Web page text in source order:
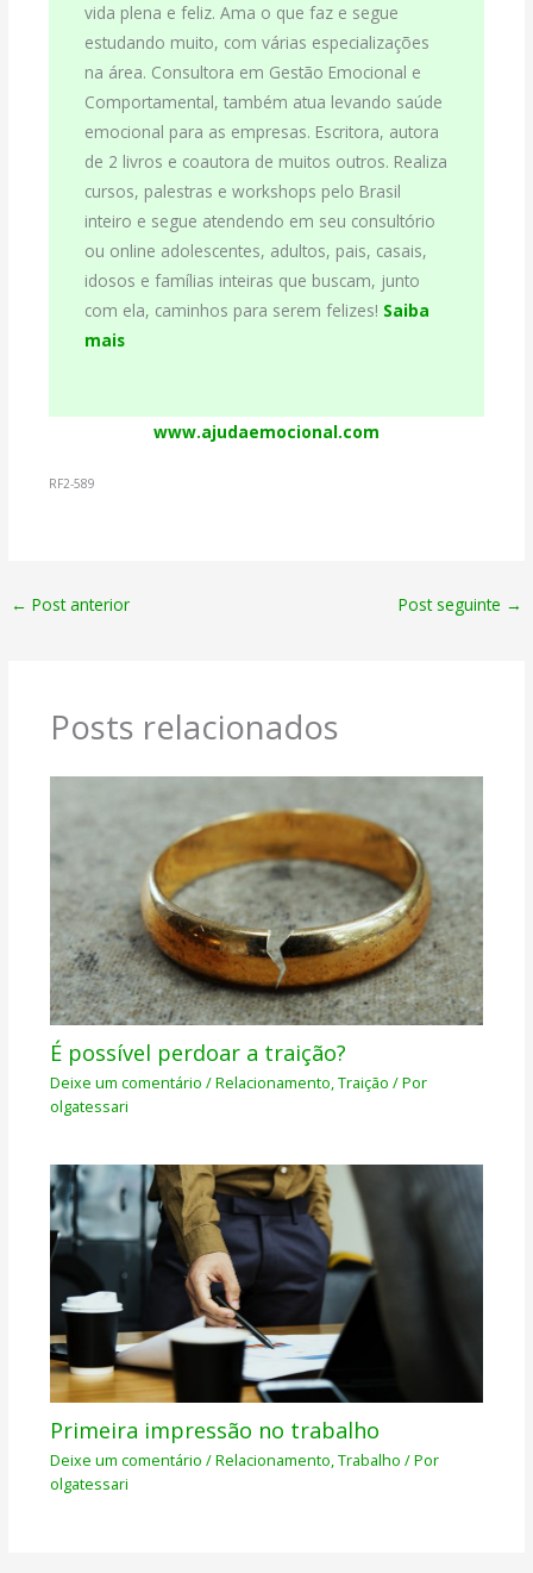
vida plena e feliz. Ama o que faz e segue
estudando muito, com várias especializações
na área. Consultora em Gestão Emocional e
Comportamental, também atua levando saúde
emocional para as empresas. Escritora, autora
de 2 livros e coautora de muitos outros. Realiza
cursos, palestras e workshops pelo Brasil
inteiro e segue atendendo em seu consultório
ou online adolescentes, adultos, pais, casais,
idosos e famílias inteiras que buscam, junto
com ela, caminhos para serem felizes! Saiba
mais
www.ajudaemocional.com
RF2-589
← Post anterior Post seguinte →
Posts relacionados
É possível perdoar a traição?
Deixe um comentário /Relacionamento,Traição / Por
olgatessari
Primeira impressão no trabalho
Deixe um comentário /Relacionamento,Trabalho / Por
olgatessari